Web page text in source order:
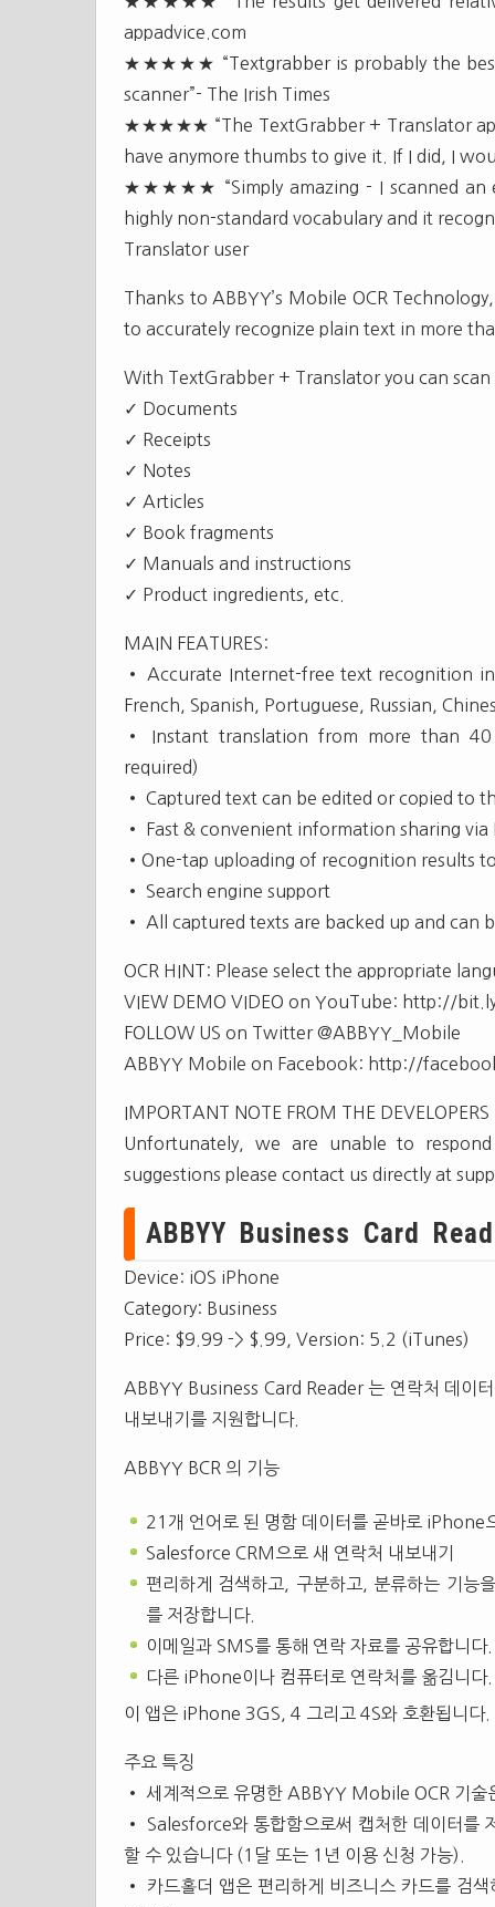
appadvice.com
★★★★★ “Textgrabber is probably the
scanner”- The Irish Times
★★★★★ “The TextGrabber + Translator
have anymore thumbs to give it. If I did, I
★★★★★ “Simply amazing - I scanned an
highly non-standard vocabulary and it
Translator user
Thanks to ABBYY’s Mobile OCR
to accurately recognize plain text in more
With TextGrabber + Translator you can
✓ Documents
✓ Receipts
✓ Notes
✓ Articles
✓ Book fragments
✓ Manuals and instructions
✓ Product ingredients, etc.
MAIN FEATURES:
• Accurate Internet-free text recognition
French, Spanish, Portuguese, Russian,
• Instant translation from more than
required)
• Captured text can be edited or copied to
• Fast & convenient information sharing
•One-tap uploading of recognition results
• Search engine support
• All captured texts are backed up and can
OCR HINT: Please select the appropriate
VIEW DEMO VIDEO on YouTube: http://
FOLLOW US on Twitter @ABBYY_Mobile
ABBYY Mobile on Facebook: http://
IMPORTANT NOTE FROM THE DEVELOPERS
Unfortunately, we are unable to
suggestions please contact us directly at
ABBYY Business Card
Device: iOS iPhone
Category: Business
Price: $9.99 -> $.99, Version: 5.2 (iTunes)
ABBYY Business Card Reader 는 연락처 데이
내보내기를 지원합니다.
ABBYY BCR 의 기능
21개 언어로 된 명함 데이터를 곧바로 iPhone
Salesforce CRM으로 새 연락처 내보내기
편리하게 검색하고, 구분하고, 분류하는 기능
를 저장합니다.
이메일과 SMS를 통해 연락 자료를 공유합니다.
다른 iPhone이나 컴퓨터로 연락처를 옮김니다.
이 앱은 iPhone 3GS, 4 그리고 4S와 호환됩니다
주요 특징
• 세계적으로 유명한 ABBYY Mobile OCR 기술
• Salesforce와 통합함으로써 캡처한 데이터를
할 수 있습니다 (1달 또는 1년 이용 신청 가능).
• 카드홀더 앱은 편리하게 비즈니스 카드를 검